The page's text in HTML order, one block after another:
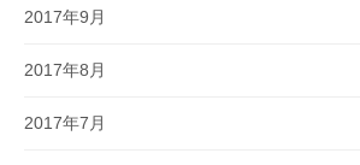
2017年9月
2017年8月
2017年7月